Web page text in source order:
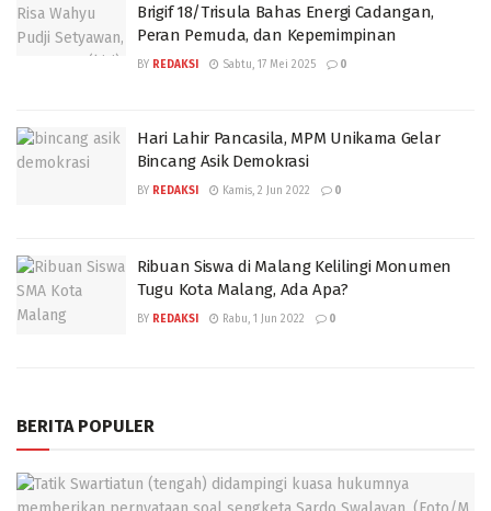
Brigif 18/Trisula Bahas Energi Cadangan,
Peran Pemuda, dan Kepemimpinan
BY REDAKSI Sabtu, 17 Mei 2025 0
Hari Lahir Pancasila, MPM Unikama Gelar
Bincang Asik Demokrasi
BY REDAKSI Kamis, 2 Jun 2022 0
Ribuan Siswa di Malang Kelilingi Monumen
Tugu Kota Malang, Ada Apa?
BY REDAKSI Rabu, 1 Jun 2022 0
BERITA POPULER